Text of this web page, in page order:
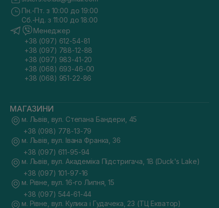
Пн.-Пт. з 10:00 до 19:00
Сб.-Нд. з 11:00 до 18:00
Менеджер
+38 (097) 612-54-81
+38 (097) 788-12-88
+38 (097) 983-41-20
+38 (068) 693-46-00
+38 (068) 951-22-86
МАГАЗИНИ
м. Львів, вул. Степана Бандери, 45
+38 (098) 778-13-79
м. Львів, вул. Івана Франка, 36
+38 (097) 611-95-94
м. Львів, вул. Академіка Підстригача, 1В (Duck's Lake)
+38 (097) 101-97-16
м. Рівне, вул. 16-го Липня, 15
+38 (097) 544-61-44
м. Рівне, вул. Кулика і Гудачека, 23 (ТЦ Екватор)